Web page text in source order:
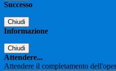
Successo
Chiudi
Informazione
Chiudi
Attendere...
Attendere il completamento